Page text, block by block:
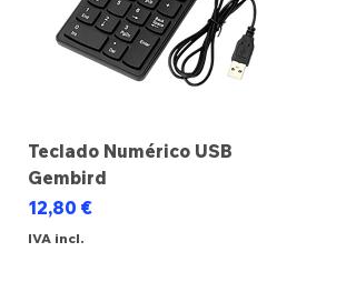
Teclado Numérico USB
Gembird
Preço
12,80 €
IVA incl.